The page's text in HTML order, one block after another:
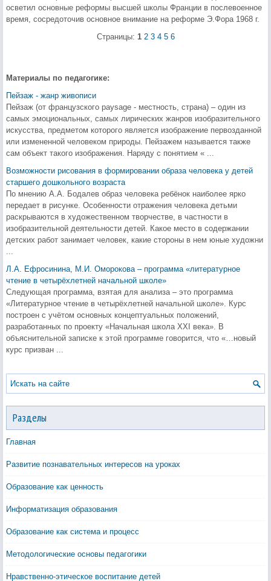
осветил основные реформы высшей школы Франции в послевоенное
время, сосредоточив основное внимание на реформе Э.Фора 1968 г.
Страницы: 1 2 3 4 5 6
Материалы по педагогике:
Пейзаж - жанр живописи
Пейзаж (от французского paysagе - местность, страна) – один из
самых эмоциональных, самых лирических жанров изобразительного
искусства, предметом которого является изображение первозданной
или измененной человеком природы. Пейзажем называется также
сам объект такого изображения. Наряду с понятием « ...
Возможности рисования в формировании образа человека у детей
старшего дошкольного возраста
По мнению А.А. Бодалев образ человека ребёнок наиболее ярко
передает в рисунке. Особенности отражения человека детьми
раскрываются в художественном творчестве, в частности в
изобразительной деятельности детей. Какое место в содержании
детских работ занимает человек, какие стороны в нем юные художни
...
Л.А. Ефросинина, М.И. Оморокова – программа «литературное
чтение в четырёхлетней начальной школе»
Следующая программа, взятая для анализа – это программа
«Литературное чтение в четырёхлетней начальной школе». Курс
построен с учётом основных концептуальных положений,
разработанных по проекту «Начальная школа XXI века». В
объяснительной записке к этой программе говорится, что «…новый
курс призван ...
Разделы
Главная
Развитие познавательных интересов на уроках
Образование как ценность
Информатизация образования
Образование как система и процесс
Методологические основы педагогики
Нравственно-этическое воспитание детей